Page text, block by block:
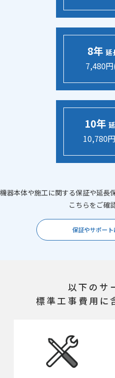
8年 延
7,480
10年
10,780
機器本体や施工に関する保証や延長
こちらをご確
保証やサポート
以下のサ
標準工事費用に